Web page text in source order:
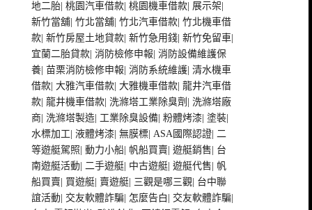
地二胎 |桃園汽車借款 |桃園機車借款 展示架
新竹當舖 |竹北當舖 |竹北汽車借款 |竹北機車借
款 |新竹房屋土地貸款 |新竹急用錢 |新竹免留車
宜蘭二胎貸款 |消防檢修申報 |消防設備維護保
養 |苗栗消防檢修申報 |消防系統維護 |清水機車
借款 |大雅汽車借款 |大雅機車借款 |龍井汽車借
款 |龍井機車借款 洗滌塔工業除臭劑
洗滌塔廠
商 洗滌塔製造 工業除臭設備 |粉體烤漆 |塗裝
水標加工 |液體烤漆 |無膜標 |ASA國際認證 |二
等遊艇駕照 |動力小船 帆船買賣 |遊艇銷售 台
南遊艇活動 |二手遊艇 中古遊艇 |遊艇代售 帆
船買賣 買遊艇 賣遊艇 三觀是哪三觀 台中聯
誼活動 交友軟體詐騙 怎麼告白 交友軟體詐騙